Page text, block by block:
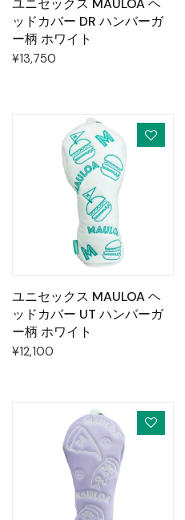
ユニセックス MAULOA ヘ
ッドカバー DR ハンバーガ
ー柄 ホワイト
¥13,750
ユニセックス MAULOA ヘ
ッドカバー UT ハンバーガ
ー柄 ホワイト
¥12,100